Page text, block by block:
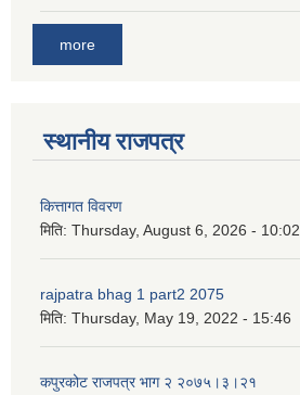
more
स्थानीय राजपत्र
कित्तागत विवरण
मिति: Thursday, August 6, 2026 - 10:02
rajpatra bhag 1 part2 2075
मिति: Thursday, May 19, 2022 - 15:46
कपुरकोट राजपत्र भाग २ २०७५।३।२१